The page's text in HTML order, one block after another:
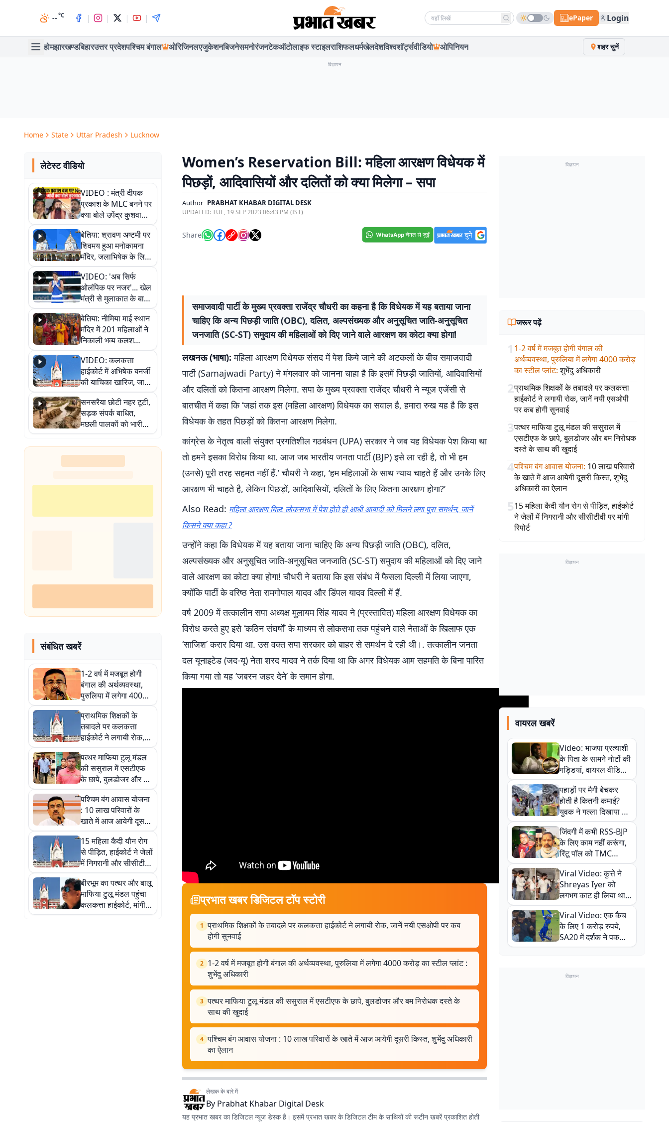
--°C | | | | Search news ePaper Login
होमझारखण्डबिहारउत्तर प्रदेशपश्चिम बंगाल ओरिजिनलएजुकेशनबिजनेसमनोरंजनटेकऑटोलाइफ स्टाइलराशिफलधर्मखेलदेशविश्वशॉर्ट्सवीडियो ओपिनियन शहर चुनें
विज्ञापन
Home State Uttar Pradesh Lucknow
लेटेस्ट वीडियो
VIDEO : मंत्री दीपक
प्रकाश के MLC बनने पर
क्या बोले उपेंद्र कुशवाहा,
सुनिए
बेतिया: श्रावण अष्टमी पर
शिवमय हुआ मनोकामना
मंदिर, जलाभिषेक के लिए
लगी लंबी कतारें
VIDEO: 'अब सिर्फ
ओलंपिक पर नजर'... खेल
मंत्री से मुलाकात के बाद
जैसमीन लंबोरिया का बड़ा
बयान
बेतिया: नीमिया माई स्थान
मंदिर में 201 महिलाओं ने
निकाली भव्य कलश
शोभायात्रा, शिवलिंग
प्राण-प्रतिष्ठा महोत्सव
शुरू
VIDEO: कलकत्ता
हाईकोर्ट में अभिषेक बनर्जी
की याचिका खारिज, जानें
क्या है पूरा मामला
सनसरैया छोटी नहर टूटी,
सड़क संपर्क बाधित,
मछली पालकों को भारी
नुकसान
संबंधित खबरें
1-2 वर्ष में मजबूत होगी
बंगाल की अर्थव्यवस्था,
पुरुलिया में लगेगा 4000
करोड़ का स्टील प्लांट :
शुभेंदु अधिकारी
प्राथमिक शिक्षकों के
तबादले पर कलकत्ता
हाईकोर्ट ने लगायी रोक,
जानें नयी एसओपी पर कब
होगी सुनवाई
पत्थर माफिया टुलू मंडल
की ससुराल में एसटीएफ
के छापे, बुलडोजर और बम
निरोधक दस्ते के साथ की
खुदाई
पश्चिम बंग आवास योजना
: 10 लाख परिवारों के
खाते में आज आयेगी दूसरी
किस्त, शुभेंदु अधिकारी का
ऐलान
15 महिला कैदी यौन रोग
से पीड़ित, हाईकोर्ट ने जेलों
में निगरानी और सीसीटीवी
पर मांगी रिपोर्ट
बीरभूम का पत्थर और बालू
माफिया टुलू मंडल पहुंचा
कलकत्ता हाईकोर्ट, मांगी
सुरक्षा
Women’s Reservation Bill: महिला आरक्षण विधेयक में
पिछड़ों, आदिवासियों और दलितों को क्या मिलेगा – सपा
Author PRABHAT KHABAR DIGITAL DESK
UPDATED:TUE, 19 SEP 2023 06:43 PM (IST)
Share
समाजवादी पार्टी के मुख्य प्रवक्ता राजेंद्र चौधरी का कहना है कि विधेयक में यह बताया जाना
चाहिए कि अन्य पिछड़ी जाति (OBC), दलित, अल्पसंख्यक और अनुसूचित जाति-अनुसूचित
जनजाति (SC-ST) समुदाय की महिलाओं को दिए जाने वाले आरक्षण का कोटा क्या होगा!
लखनऊ (भाषा): महिला आरक्षण विधेयक संसद में पेश किये जाने की अटकलों के बीच समाजवादी
पार्टी (Samajwadi Party) ने मंगलवार को जानना चाहा है कि इसमें पिछड़ी जातियों, आदिवासियों
और दलितों को कितना आरक्षण मिलेगा. सपा के मुख्य प्रवक्ता राजेंद्र चौधरी ने न्यूज एजेंसी से
बातचीत में कहा कि ‘जहां तक इस (महिला आरक्षण) विधेयक का सवाल है, हमारा रुख यह है कि इस
विधेयक के तहत पिछड़ों को कितना आरक्षण मिलेगा.
कांग्रेस के नेतृत्व वाली संयुक्त प्रगतिशील गठबंधन (UPA) सरकार ने जब यह विधेयक पेश किया था
तो हमने इसका विरोध किया था. आज जब भारतीय जनता पार्टी (BJP) इसे ला रही है, तो भी हम
(उनसे) पूरी तरह सहमत नहीं हैं.’ चौधरी ने कहा, ‘हम महिलाओं के साथ न्याय चाहते हैं और उनके लिए
आरक्षण भी चाहते है, लेकिन पिछड़ों, आदिवासियों, दलितों के लिए कितना आरक्षण होगा?’
Also Read: महिला आरक्षण बिल: लोकसभा में पेश होते ही आधी आबादी को मिलने लगा पूरा समर्थन, जानें
किसने क्या कहा ?
उन्होंने कहा कि विधेयक में यह बताया जाना चाहिए कि अन्य पिछड़ी जाति (OBC), दलित,
अल्पसंख्यक और अनुसूचित जाति-अनुसूचित जनजाति (SC-ST) समुदाय की महिलाओं को दिए जाने
वाले आरक्षण का कोटा क्या होगा! चौधरी ने बताया कि इस संबंध में फैसला दिल्ली में लिया जाएगा,
क्योंकि पार्टी के वरिष्ठ नेता रामगोपाल यादव और डिंपल यादव दिल्ली में हैं.
वर्ष 2009 में तत्कालीन सपा अध्यक्ष मुलायम सिंह यादव ने (प्रस्तावित) महिला आरक्षण विधेयक का
विरोध करते हुए इसे ‘कठिन संघर्षों’ के माध्यम से लोकसभा तक पहुंचने वाले नेताओं के खिलाफ एक
‘साजिश’ करार दिया था. उस वक्त सपा सरकार को बाहर से समर्थन दे रही थी।. तत्कालीन जनता
दल यूनाइटेड (जद-यू) नेता शरद यादव ने तर्क दिया था कि अगर विधेयक आम सहमति के बिना पारित
किया गया तो यह ‘जबरन जहर देने’ के समान होगा.
प्रभात खबर डिजिटल टॉप स्टोरी
1 प्राथमिक शिक्षकों के तबादले पर कलकत्ता हाईकोर्ट ने लगायी रोक, जानें नयी एसओपी पर कब
होगी सुनवाई
2 1-2 वर्ष में मजबूत होगी बंगाल की अर्थव्यवस्था, पुरुलिया में लगेगा 4000 करोड़ का स्टील प्लांट :
शुभेंदु अधिकारी
3 पत्थर माफिया टुलू मंडल की ससुराल में एसटीएफ के छापे, बुलडोजर और बम निरोधक दस्ते के
साथ की खुदाई
4 पश्चिम बंग आवास योजना : 10 लाख परिवारों के खाते में आज आयेगी दूसरी किस्त, शुभेंदु अधिकारी
का ऐलान
लेखक के बारे में
By Prabhat Khabar Digital Desk
यह प्रभात खबर का डिजिटल न्यूज डेस्क है। इसमें प्रभात खबर के डिजिटल टीम के साथियों की रूटीन खबरें प्रकाशित होती
विज्ञापन
जरूर पढ़ें
1 1-2 वर्ष में मजबूत होगी बंगाल की
अर्थव्यवस्था, पुरुलिया में लगेगा 4000 करोड़
का स्टील प्लांट: शुभेंदु अधिकारी
2प्राथमिक शिक्षकों के तबादले पर कलकत्ता
हाईकोर्ट ने लगायी रोक, जानें नयी एसओपी
पर कब होगी सुनवाई
3पत्थर माफिया टुलू मंडल की ससुराल में
एसटीएफ के छापे, बुलडोजर और बम निरोधक
दस्ते के साथ की खुदाई
4पश्चिम बंग आवास योजना: 10 लाख परिवारों
के खाते में आज आयेगी दूसरी किस्त, शुभेंदु
अधिकारी का ऐलान
515 महिला कैदी यौन रोग से पीड़ित, हाईकोर्ट
ने जेलों में निगरानी और सीसीटीवी पर मांगी
रिपोर्ट
विज्ञापन
वायरल खबरें
Video: भाजपा प्रत्याशी
के पिता के सामने नोटों की
गड्डियां, वायरल वीडियो
से राजनीति में उबाल,
अजित महतो बोले- TMC
की गंदी चाल
पहाड़ों पर मैगी बेचकर
होती है कितनी कमाई?
युवक ने गल्ला दिखाया तो
नौकरी वालों के खड़े हो गए
कान
जिंदगी में कभी RSS-BJP
के लिए काम नहीं करूंगा,
रिंटू पॉल को TMC
ऑफिस में ले जाकर पीटा,
Video वायरल
Viral Video: कुत्ते ने
Shreyas Iyer को
लगभग काट ही लिया था,
न्यूजीलैंड सीरीज से पहले
बाल-बाल बचे
Viral Video: एक कैच
के लिए 1 करोड़ रुपये,
SA20 में दर्शक ने पकड़ा
एक हाथ से गजब का कैच
विज्ञापन